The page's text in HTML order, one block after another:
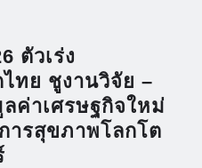
ตัวเร่ง
ทย ชูงานวิจัย –
ค่าเศรษฐกิจใหม่
ารสุขภาพโลกโต